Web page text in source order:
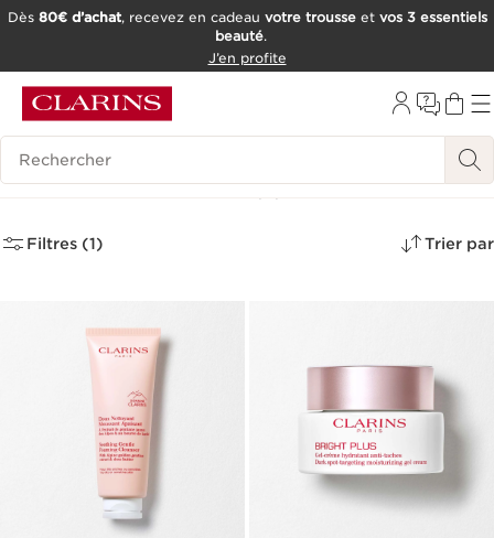
OUTIL D'ACCESSIBILITÉ
Dès 80€ d’achat, recevez en cadeau votre trousseet vos 3 essentiels
beauté.
J’en profite
Historique des recherches
Meilleures Ventes (2)
Filtres (1) Trier par